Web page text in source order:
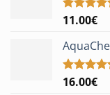
από 5
11.00€
16.00€